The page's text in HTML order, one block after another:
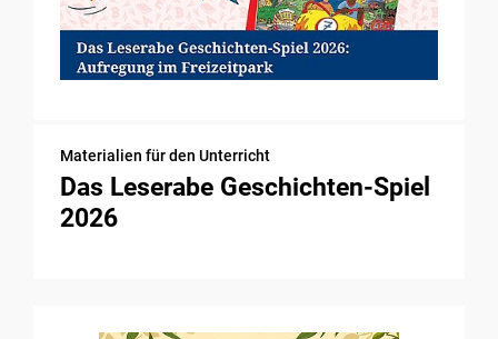
Materialien für den Unterricht
Das Leserabe Geschichten-Spiel
2026